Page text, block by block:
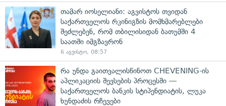
თამარ იოსელიანი: აგვისტოს თვიდან
საქართველოს რკინიგზის მომხმარებლები
შეძლებენ, რომ თბილისიდან ბათუმში 4
საათში იმგზავრონ
6 აგვისტო, 08:57
რა უნდა გაითვალისწინოთ CHEVENING-ის
აპლიკაციის შევსების პროცესში —
საქართველოს ბანკის სტიპენდიატის, ლუკა
ხუნდაძის რჩევები